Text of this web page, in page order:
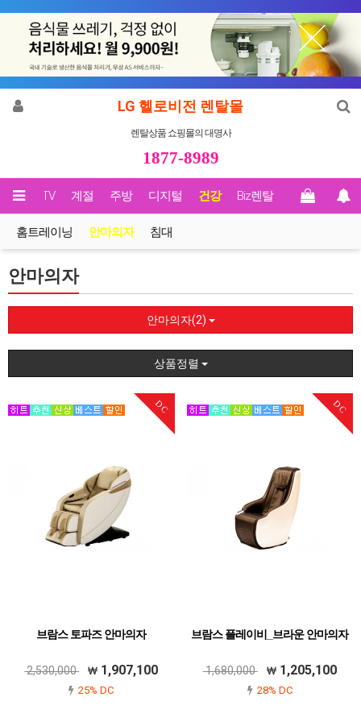
LG 헬로비전 렌탈몰
렌탈상품 쇼핑몰의 대명사
1877-8989
영상/TV 계절 주방 디지털 건강 Biz렌탈
홈트레이닝 안마의자 침대
안마의자
안마의자(2)
상품정렬
DC
브람스 토파즈 안마의자
2,530,000 1,907,100
25% DC
DC
브람스 플레이비_브라운 안마의자
1,680,000 1,205,100
28% DC